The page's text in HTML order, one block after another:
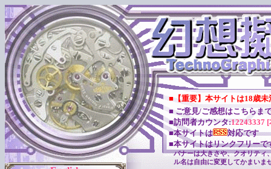
■【重要】本サイトは18歳
■ ご意見/ご感想はこちらま
■訪問者カウンタ:12243337
■本サイトは
対応です
■本サイトはリンクフリーで
バナーは大きさや、クオリティ
ル名は自由に変更してかまいま